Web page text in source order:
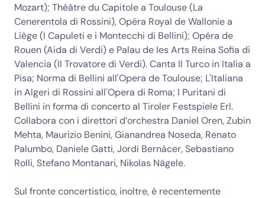
Mozart); Théâtre du Capitole a Toulouse (La
Cenerentola di Rossini), Opéra Royal de Wallonie a
Liège (I Capuleti e i Montecchi di Bellini); Opéra de
Rouen (Aida di Verdi) e Palau de les Arts Reina Sofia di
Valencia (Il Trovatore di Verdi). Canta Il Turco in Italia a
Pisa; Norma di Bellini all'Opera de Toulouse; L'Italiana
in Algeri di Rossini all'Opera di Roma; I Puritani di
Bellini in forma di concerto al Tiroler Festspiele Erl.
Collabora con i direttori d’orchestra Daniel Oren, Zubin
Mehta, Maurizio Benini, Gianandrea Noseda, Renato
Palumbo, Daniele Gatti, Jordi Bernàcer, Sebastiano
Rolli, Stefano Montanari, Nikolas Nägele.
Sul fronte concertistico, inoltre, è recentemente